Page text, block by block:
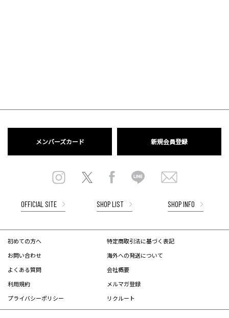
メンバーズカード 新規会員登録
OFFICIAL SITE SHOP LIST SHOP INFO
初めての方へ
お問い合わせ
よくある質問
利用規約
プライバシーポリシー
特定商取引法に基づく表記
海外への発送について
会社概要
メルマガ登録
リクルート